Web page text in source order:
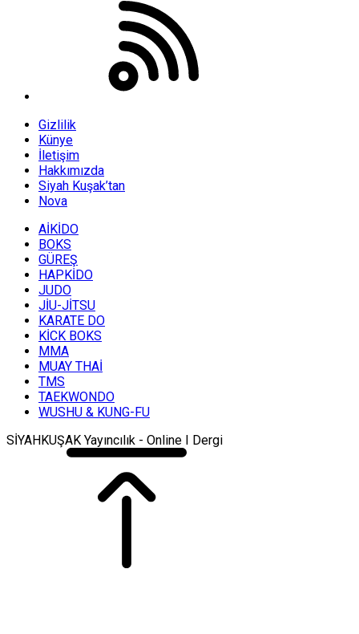
Gizlilik
Künye
İletişim
Hakkımızda
Siyah Kuşak’tan
Nova
AİKİDO
BOKS
GÜREŞ
HAPKİDO
JUDO
JİU-JİTSU
KARATE DO
KİCK BOKS
MMA
MUAY THAİ
TMS
TAEKWONDO
WUSHU & KUNG-FU
SİYAHKUŞAK Yayıncılık - Online I Dergi